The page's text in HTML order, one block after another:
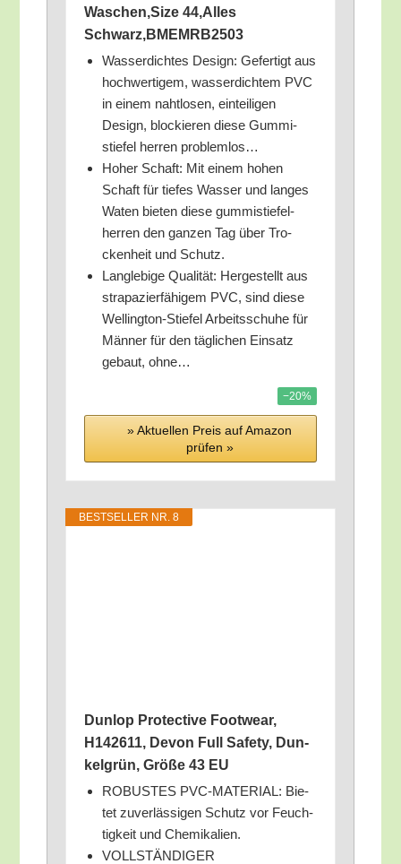
Waschen,Size 44,Alles
Schwarz,BMEMRB2503
Was­ser­dich­tes Design: Gefer­tigt aus
hoch­wer­ti­gem, was­ser­dich­tem PVC
in einem naht­lo­sen, ein­tei­li­gen
Design, blo­ckie­ren die­se Gum­mi­
stie­fel her­ren problemlos…
Hoher Schaft: Mit einem hohen
Schaft für tie­fes Was­ser und lan­ges
Waten bie­ten die­se gum­mi­stie­fel-
her­ren den gan­zen Tag über Tro­
cken­heit und Schutz.
Lang­le­bi­ge Qua­li­tät: Her­ge­stellt aus
stra­pa­zier­fä­hi­gem PVC, sind die­se
Wel­ling­ton-Stie­fel Arbeits­schu­he für
Män­ner für den täg­li­chen Ein­satz
gebaut, ohne…
−20%
» Aktu­el­len Preis auf Ama­zon
prü­fen »
BEST­SEL­LER NR. 8
Dun­lop Pro­tec­ti­ve Foot­wear,
H142611, Devon Full Safe­ty, Dun­
kel­grün, Grö­ße 43 EU
ROBUSTES PVC-MATERIAL: Bie­
tet zuver­läs­si­gen Schutz vor Feuch­
tig­keit und Chemikalien.
VOLLSTÄNDIGER